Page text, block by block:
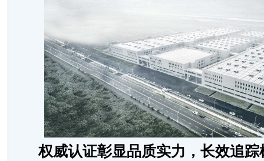
权威认证彰显品质实力，长效追踪